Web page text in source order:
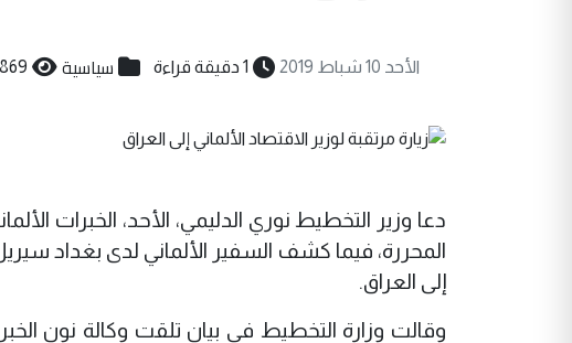
الأحد 10 شباط 2019 1 دقيقة قراءة سياسية 1,869
دعا وزير التخطيط نوري الدليمي، الأحد، الخبرات
المحررة، فيما كشف السفير الألماني لدى بغداد سيريل
إلى العراق.
وقالت وزارة التخطيط في بيان تلقت وكالة نون